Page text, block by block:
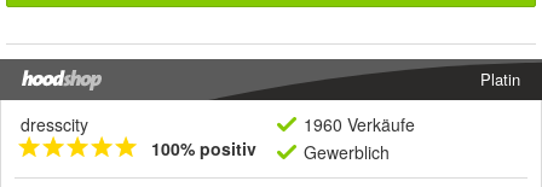
Platin
dresscity
100% positiv
1960 Verkäufe
Gewerblich